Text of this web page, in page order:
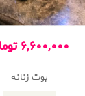
6,600,000 تومان
بوت زنانه